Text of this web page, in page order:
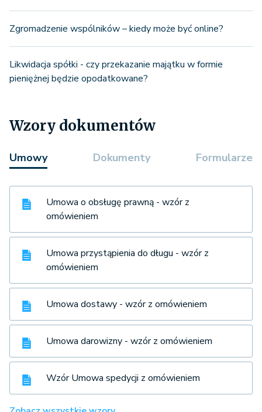
Zgromadzenie wspólników – kiedy może być online?
Likwidacja spółki - czy przekazanie majątku w formie
pieniężnej będzie opodatkowane?
Wzory dokumentów
Umowy Dokumenty Formularze
Umowa o obsługę prawną - wzór z
omówieniem
Umowa przystąpienia do długu - wzór z
omówieniem
Umowa dostawy - wzór z omówieniem
Umowa darowizny - wzór z omówieniem
Wzór Umowa spedycji z omówieniem